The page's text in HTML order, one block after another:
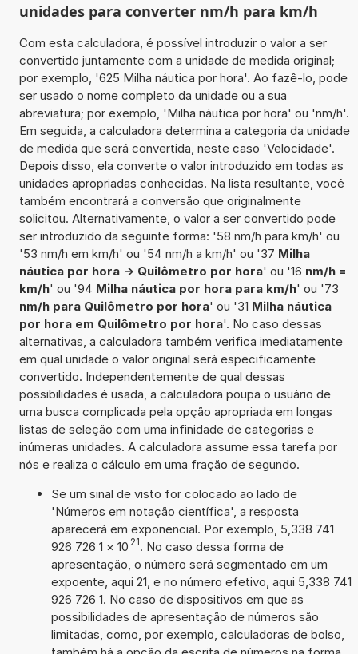
unidades para converter nm/h para km/h
Com esta calculadora, é possível introduzir o valor a ser
convertido juntamente com a unidade de medida original;
por exemplo, '625 Milha náutica por hora'. Ao fazê-lo, pode
ser usado o nome completo da unidade ou a sua
abreviatura; por exemplo, 'Milha náutica por hora' ou 'nm/h'.
Em seguida, a calculadora determina a categoria da unidade
de medida que será convertida, neste caso 'Velocidade'.
Depois disso, ela converte o valor introduzido em todas as
unidades apropriadas conhecidas. Na lista resultante, você
também encontrará a conversão que originalmente
solicitou. Alternativamente, o valor a ser convertido pode
ser introduzido da seguinte forma: '58 nm/h para km/h' ou
'53 nm/h em km/h' ou '54 nm/h a km/h' ou '37 Milha
náutica por hora -> Quilômetro por hora' ou '16 nm/h =
km/h' ou '94 Milha náutica por hora para km/h' ou '73
nm/h para Quilômetro por hora' ou '31 Milha náutica
por hora em Quilômetro por hora'. No caso dessas
alternativas, a calculadora também verifica imediatamente
em qual unidade o valor original será especificamente
convertido. Independentemente de qual dessas
possibilidades é usada, a calculadora poupa o usuário de
uma busca complicada pela opção apropriada em longas
listas de seleção com uma infinidade de categorias e
inúmeras unidades. A calculadora assume essa tarefa por
nós e realiza o cálculo em uma fração de segundo.
Se um sinal de visto for colocado ao lado de
'Números em notação científica', a resposta
aparecerá em exponencial. Por exemplo, 5,338 741
926 726 1 × 10 21. No caso dessa forma de
apresentação, o número será segmentado em um
expoente, aqui 21, e no número efetivo, aqui 5,338 741
926 726 1. No caso de dispositivos em que as
possibilidades de apresentação de números são
limitadas, como, por exemplo, calculadoras de bolso,